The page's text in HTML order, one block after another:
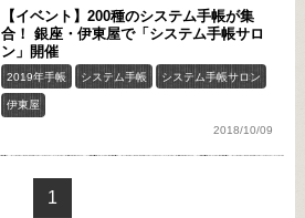
【イベント】200種のシステム手帳が集
合！ 銀座・伊東屋で「システム手帳サロ
ン」開催
2019年手帳 システム手帳 システム手帳サロン
伊東屋
2018/10/09
1